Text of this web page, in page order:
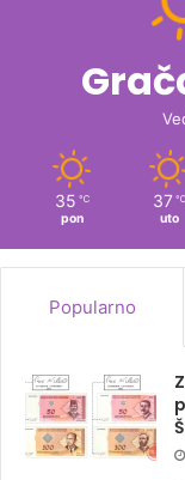
35 ℃
pon
37 ℃
uto
Popularno